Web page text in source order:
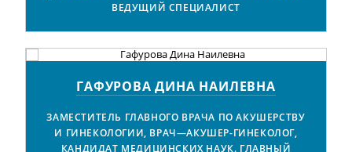
ВЕДУЩИЙ СПЕЦИАЛИСТ
ГАФУРОВА ДИНА НАИЛЕВНА
ЗАМЕСТИТЕЛЬ ГЛАВНОГО ВРАЧА ПО АКУШЕРСТВУ
И ГИНЕКОЛОГИИ, ВРАЧ—АКУШЕР-ГИНЕКОЛОГ,
КАНДИДАТ МЕДИЦИНСКИХ НАУК. ГЛАВНЫЙ